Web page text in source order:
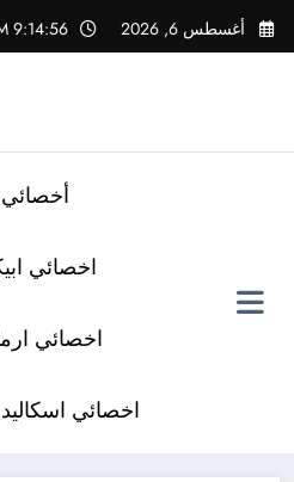
التجاوز
إلى
أغسطس 6, 2026 9:14:57 PM
أخصائي نيسان
اخصائي ابيكا الكويت /
اخصائي ارمادا الكويت /
اخصائي اسكاليد الكويت / 99527787 /